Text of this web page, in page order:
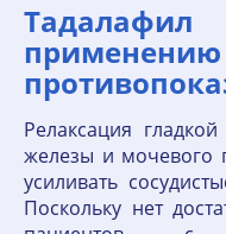
Релаксация
железы и мочевого
усиливать
Поскольку нет